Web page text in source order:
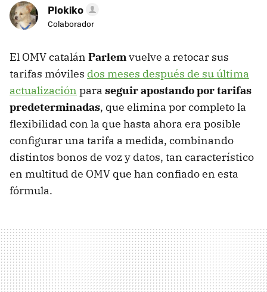
Plokiko
Colaborador
El OMV catalán Parlemvuelve a retocar sus
tarifas móviles dos meses después de su última
actualización para seguir apostando por tarifas
predeterminadas, que elimina por completo la
flexibilidad con la que hasta ahora era posible
configurar una tarifa a medida, combinando
distintos bonos de voz y datos, tan característico
en multitud de OMV que han confiado en esta
fórmula.